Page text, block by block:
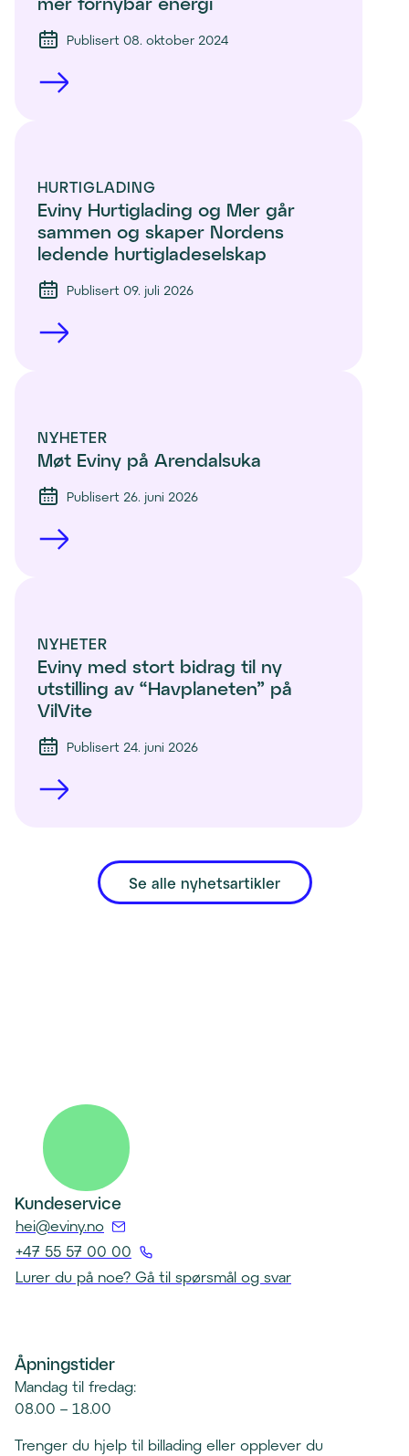
Publisert 08. oktober 2024
HURTIGLADING
Eviny Hurtiglading og Mer går
sammen og skaper Nordens
ledende hurtigladeselskap
Publisert 09. juli 2026
NYHETER
Møt Eviny på Arendalsuka
Publisert 26. juni 2026
NYHETER
Eviny med stort bidrag til ny
utstilling av “Havplaneten” på
VilVite
Publisert 24. juni 2026
Se alle nyhetsartikler
Kundeservice
hei@eviny.no(
Å
n
o
t
+47 55 57 00 00
(
e
r
t
Lurer du på noe? Gå til spørsmål og svar
Åpningstider
Mandag til fredag:
08.00 – 18.00
Trenger du hjelp til billading eller opplever du